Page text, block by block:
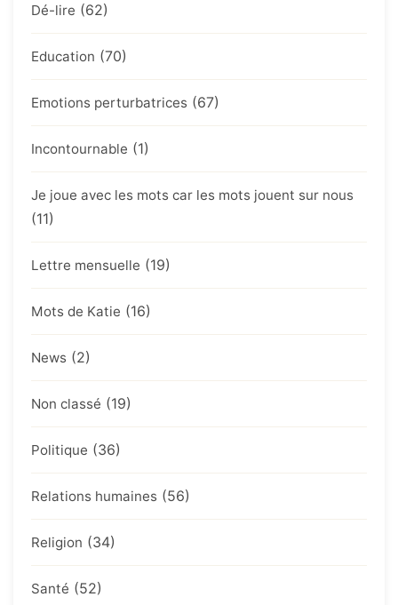
Dé-lire (62)
Education (70)
Emotions perturbatrices (67)
Incontournable (1)
Je joue avec les mots car les mots jouent sur nous
(11)
Lettre mensuelle (19)
Mots de Katie (16)
News (2)
Non classé (19)
Politique (36)
Relations humaines (56)
Religion (34)
Santé (52)